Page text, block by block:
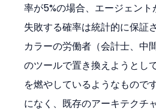
率が5%の場合、エージェン
失敗する確率は統計的に保証
カラーの労働者（会計士、中
のツールで置き換えようとし
を燃やしているようなもので
になく、既存のアーキテクチ